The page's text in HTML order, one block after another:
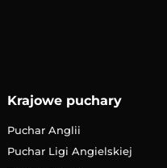
Krajowe puchary
Puchar Anglii
Puchar Ligi Angielskiej